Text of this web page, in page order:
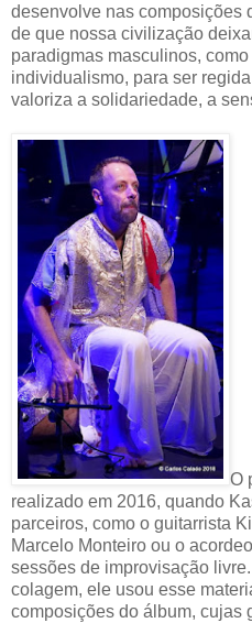
desenvolve nas composições
de que nossa civilização
paradigmas masculinos,
individualismo, para ser
valoriza a solidariedade, a
O
realizado em 2016, quando
parceiros, como o guitarrista
Marcelo Monteiro ou o
sessões de improvisação
colagem, ele usou esse
composições do álbum, cujas